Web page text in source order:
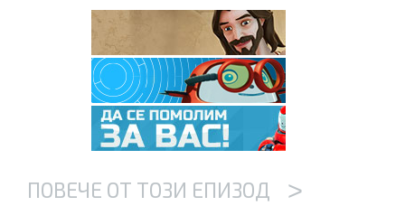
ПОВЕЧЕ ОТ ТОЗИ ЕПИЗОД >